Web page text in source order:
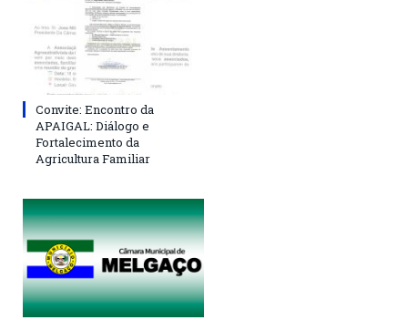
Convite: Encontro da
APAIGAL: Diálogo e
Fortalecimento da
Agricultura Familiar